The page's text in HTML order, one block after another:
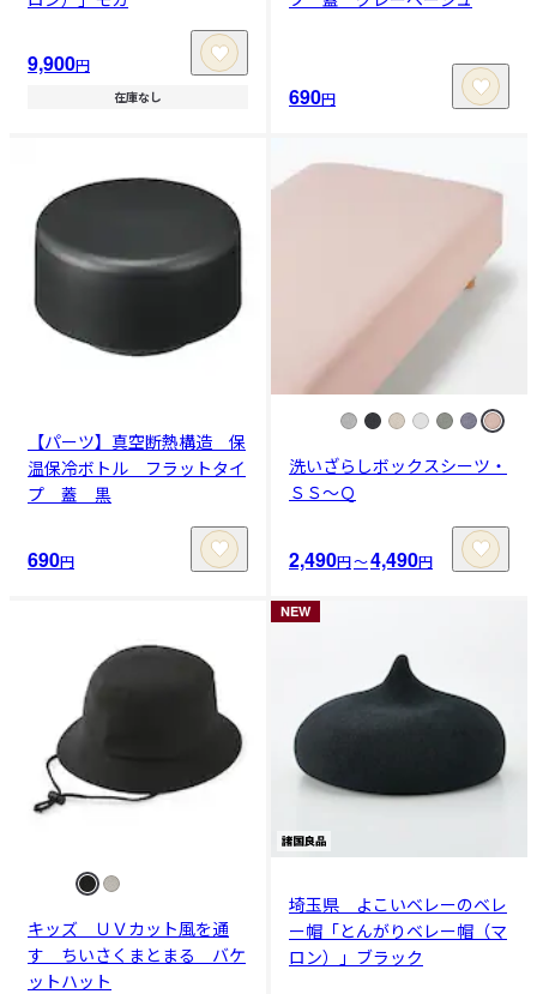
9,900円
在庫なし 690円
【パーツ】真空断熱構造 保
温保冷ボトル フラットタイ
プ 蓋 黒
690円
洗いざらしボックスシーツ・
ＳＳ～Ｑ
2,490円〜4,490円
キッズ ＵＶカット風を通
す ちいさくまとまる バケ
ットハット
NEW
埼玉県 よこいベレーのベレ
ー帽「とんがりベレー帽（マ
ロン）」ブラック